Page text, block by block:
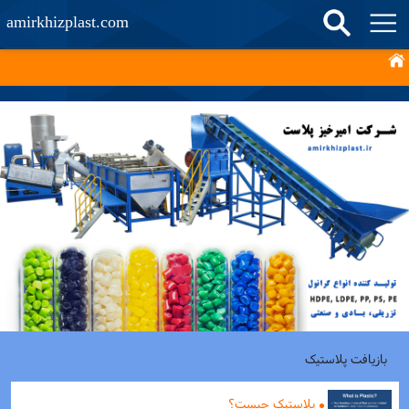
amirkhizplast.com
بازیافت پلاستیک
پلاستیک چیست؟